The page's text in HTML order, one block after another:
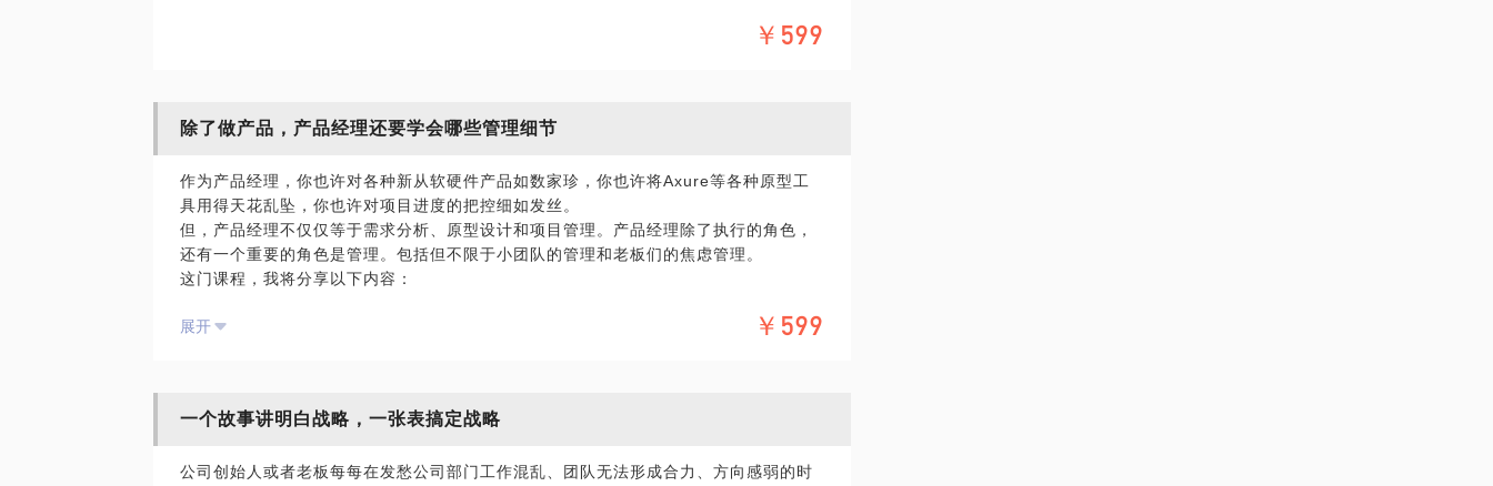
￥599
除了做产品，产品经理还要学会哪些管理细节
作为产品经理，你也许对各种新从软硬件产品如数家珍，你也许将Axure等各种原型工
具用得天花乱坠，你也许对项目进度的把控细如发丝。
但，产品经理不仅仅等于需求分析、原型设计和项目管理。产品经理除了执行的角色，
还有一个重要的角色是管理。包括但不限于小团队的管理和老板们的焦虑管理。
这门课程，我将分享以下内容：
老板的焦虑管理
老板为什么会焦虑
展开 ￥599
一个故事讲明白战略，一张表搞定战略
公司创始人或者老板每每在发愁公司部门工作混乱、团队无法形成合力、方向感弱的时